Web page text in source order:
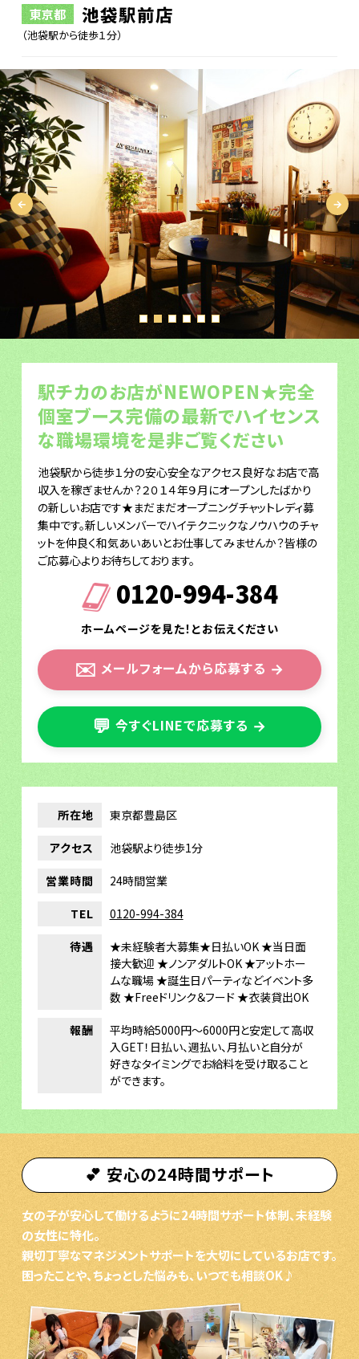
東京都 池袋駅前店
（池袋駅から徒歩１分）
駅チカのお店がNEWOPEN★完全
個室ブース完備の最新でハイセンス
な職場環境を是非ご覧ください
池袋駅から徒歩１分の安心安全なアクセス良好なお店で高
収入を稼ぎませんか？２０１４年９月にオープンしたばかり
の新しいお店です★まだまだオープニングチャットレディ募
集中です。新しいメンバーでハイテクニックなノウハウのチャ
ットを仲良く和気あいあいとお仕事してみませんか？皆様の
ご応募心よりお待ちしております。
0120-994-384
ホームページを見た！とお伝えください
✉️ メールフォームから応募する →
💬 今すぐLINEで応募する →
所在地 東京都豊島区
アクセス 池袋駅より徒歩1分
営業時間 24時間営業
TEL 0120-994-384
待遇
★未経験者大募集★日払いOK ★当日面
接大歓迎 ★ノンアダルトOK ★アットホー
ムな職場 ★誕生日パーティなどイベント多
数 ★Freeドリンク＆フード ★衣装貸出OK
報酬
平均時給5000円～6000円と安定して高収
入GET！日払い、週払い、月払いと自分が
好きなタイミングでお給料を受け取ること
ができます。
💕 安心の24時間サポート
女の子が安心して働けるように24時間サポート体制、未経験
の女性に特化。
親切丁寧なマネジメントサポートを大切にしているお店です。
困ったことや、ちょっとした悩みも、いつでも相談OK♪